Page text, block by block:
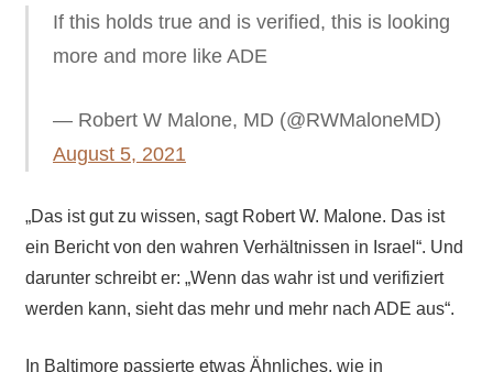
If this holds true and is verified, this is looking
more and more like ADE
— Robert W Malone, MD (@RWMaloneMD)
August 5, 2021
„Das ist gut zu wissen, sagt Robert W. Malone. Das ist
ein Bericht von den wahren Verhältnissen in Israel“. Und
darunter schreibt er: „Wenn das wahr ist und verifiziert
werden kann, sieht das mehr und mehr nach ADE aus“.
In Baltimore passierte etwas Ähnliches, wie in